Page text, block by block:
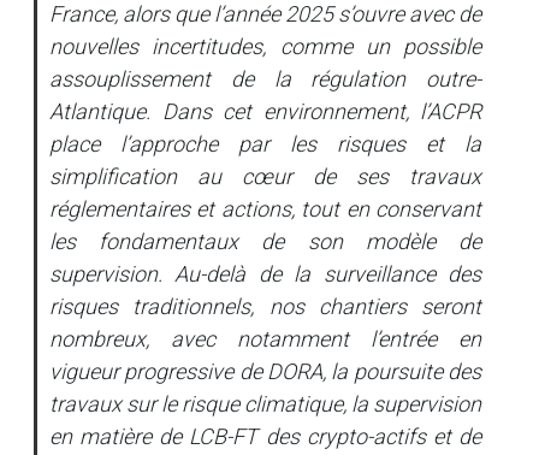
France, alors que l’année 2025 s’ouvre avec de
nouvelles incertitudes, comme un possible
assouplissement de la régulation outre-
Atlantique. Dans cet environnement, l’ACPR
place l’approche par les risques et la
simplification au cœur de ses travaux
réglementaires et actions, tout en conservant
les fondamentaux de son modèle de
supervision. Au-delà de la surveillance des
risques traditionnels, nos chantiers seront
nombreux, avec notamment l’entrée en
vigueur progressive de DORA, la poursuite des
travaux sur le risque climatique, la supervision
en matière de LCB-FT des crypto-actifs et de